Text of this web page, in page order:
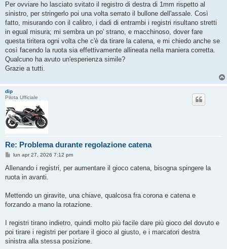
Per ovviare ho lasciato svitato il registro di destra di 1mm rispetto al
sinistro, per stringerlo poi una volta serrato il bullone dell'assale. Così
fatto, misurando con il calibro, i dadi di entrambi i registri risultano stretti
in egual misura; mi sembra un po' strano, e macchinoso, dover fare
questa tiritera ogni volta che c'è da tirare la catena, e mi chiedo anche se
così facendo la ruota sia effettivamente allineata nella maniera corretta.
Qualcuno ha avuto un'esperienza simile?
Grazie a tutti.
dip
Pilota Ufficiale
Re: Problema durante regolazione catena
M
s
a
i
o
lun apr 27, 2026 7:12 pm
Allenando i registri, per aumentare il gioco catena, bisogna spingere la
ruota in avanti.
Mettendo un giravite, una chiave, qualcosa fra corona e catena e
forzando a mano la rotazione.
I registri tirano indietro, quindi molto più facile dare più gioco del dovuto e
poi tirare i registri per portare il gioco al giusto, e i marcatori destra
sinistra alla stessa posizione.